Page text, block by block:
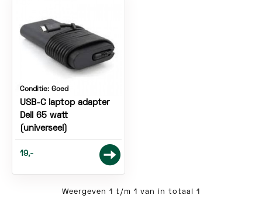
Conditie: Goed
USB-C laptop adapter
Dell 65 watt
(universeel)
19,-
Weergeven 1 t/m 1 van in totaal 1